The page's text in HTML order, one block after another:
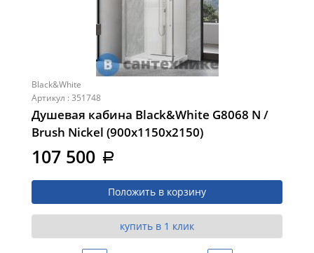
Black&White
Артикул : 351748
Душевая кабина Black&White G8068 N /
Brush Niсkel (900х1150х2150)
107 500 a
Положить в корзину
купить в 1 клик